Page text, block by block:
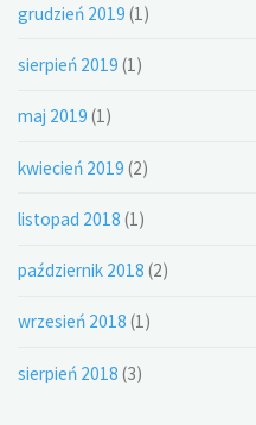
grudzień 2019 (1)
sierpień 2019 (1)
maj 2019 (1)
kwiecień 2019 (2)
listopad 2018 (1)
październik 2018 (2)
wrzesień 2018 (1)
sierpień 2018 (3)